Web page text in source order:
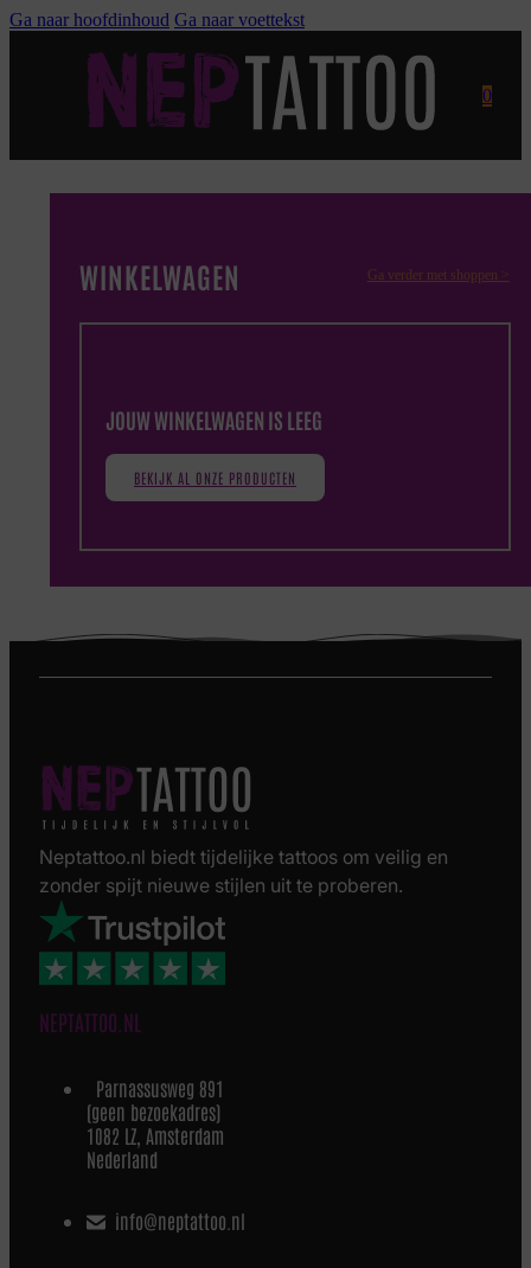
Ga naar hoofdinhoud Ga naar voettekst
0
WINKELWAGEN Ga verder met shoppen >
JOUW WINKELWAGEN IS LEEG
BEKIJK AL ONZE PRODUCTEN
Neptattoo.nl biedt tijdelijke tattoos om veilig en
zonder spijt nieuwe stijlen uit te proberen.
NEPTATTOO.NL
Parnassusweg 891
(geen bezoekadres)
1082 LZ, Amsterdam
Nederland
info@neptattoo.nl